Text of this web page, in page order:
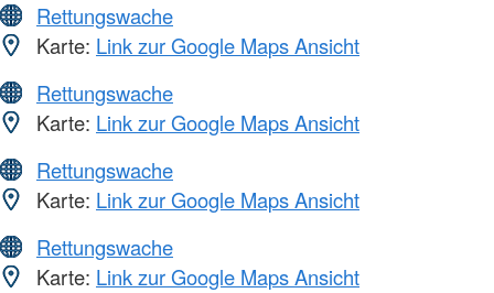
Rettungswache
Karte: Link zur Google Maps Ansicht
Rettungswache
Karte: Link zur Google Maps Ansicht
Rettungswache
Karte: Link zur Google Maps Ansicht
Rettungswache
Karte: Link zur Google Maps Ansicht